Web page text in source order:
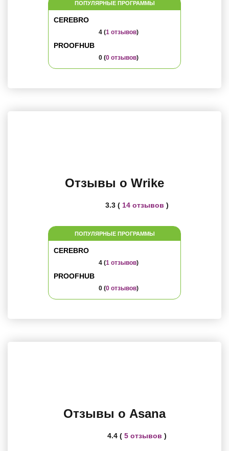
ПОПУЛЯРНЫЕ ПРОГРАММЫ
CEREBRO
4 (1 отзывов)
PROOFHUB
0 (0 отзывов)
Отзывы о Wrike
3.3 ( 14 отзывов )
ПОПУЛЯРНЫЕ ПРОГРАММЫ
CEREBRO
4 (1 отзывов)
PROOFHUB
0 (0 отзывов)
Отзывы о Asana
4.4 ( 5 отзывов )